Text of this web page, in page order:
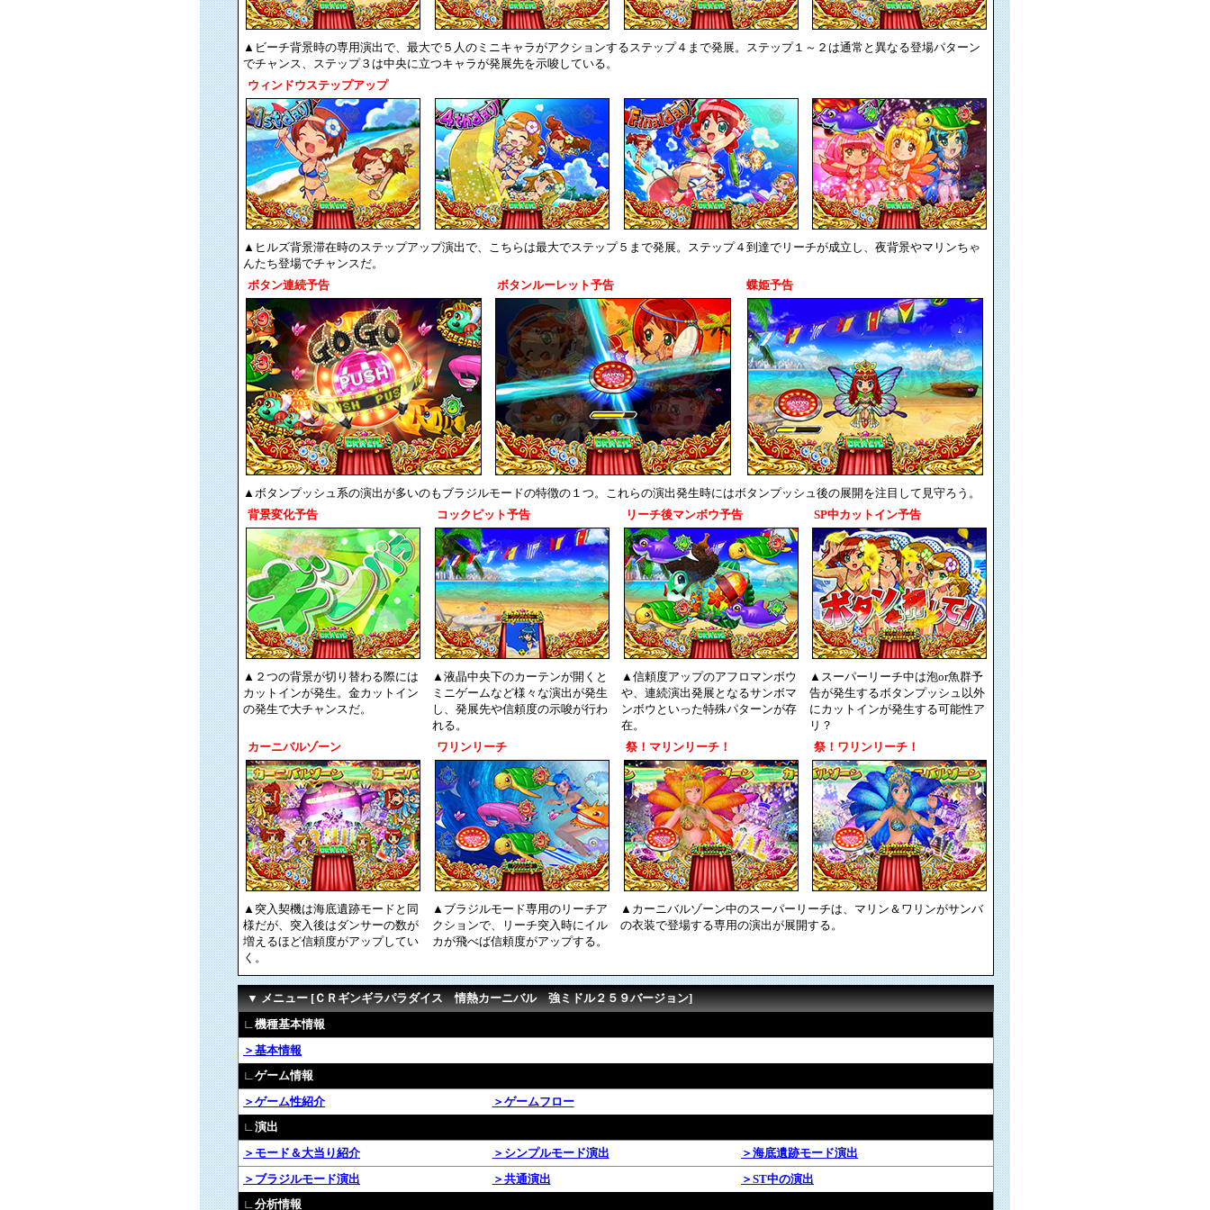
▲ビーチ背景時の専用演出で、最大で５人のミニキャラがアクションするステップ４まで発展。ステップ１～２は通常と異なる登場パターン
でチャンス、ステップ３は中央に立つキャラが発展先を示唆している。
ウィンドウステップアップ
▲ヒルズ背景滞在時のステップアップ演出で、こちらは最大でステップ５まで発展。ステップ４到達でリーチが成立し、夜背景やマリンちゃ
んたち登場でチャンスだ。
ボタン連続予告
ボタンルーレット予告 蝶姫予告
▲ボタンプッシュ系の演出が多いのもブラジルモードの特徴の１つ。これらの演出発生時にはボタンプッシュ後の展開を注目して見守ろう。
背景変化予告
コックピット予告 リーチ後マンボウ予告 SP中カットイン予告
▲２つの背景が切り替わる際には
カットインが発生。金カットイン
の発生で大チャンスだ。
▲液晶中央下のカーテンが開くと
ミニゲームなど様々な演出が発生
し、発展先や信頼度の示唆が行わ
れる。
▲信頼度アップのアフロマンボウ
や、連続演出発展となるサンボマ
ンボウといった特殊パターンが存
在。
▲スーパーリーチ中は泡or魚群予
告が発生するボタンプッシュ以外
にカットインが発生する可能性ア
リ？
カーニバルゾーン
ワリンリーチ 祭！マリンリーチ！ 祭！ワリンリーチ！
▲突入契機は海底遺跡モードと同
様だが、突入後はダンサーの数が
増えるほど信頼度がアップしてい
く。
▲ブラジルモード専用のリーチア
クションで、リーチ突入時にイル
カが飛べば信頼度がアップする。
▲カーニバルゾーン中のスーパーリーチは、マリン＆ワリンがサンバ
の衣装で登場する専用の演出が展開する。
▼ メニュー [ＣＲギンギラパラダイス 情熱カーニバル 強ミドル２５９バージョン]
∟機種基本情報
＞基本情報
∟ゲーム情報
＞ゲーム性紹介
＞ゲームフロー
∟演出
＞モード＆大当り紹介
＞シンプルモード演出
＞海底遺跡モード演出
＞ブラジルモード演出
＞共通演出
＞ST中の演出
∟分析情報